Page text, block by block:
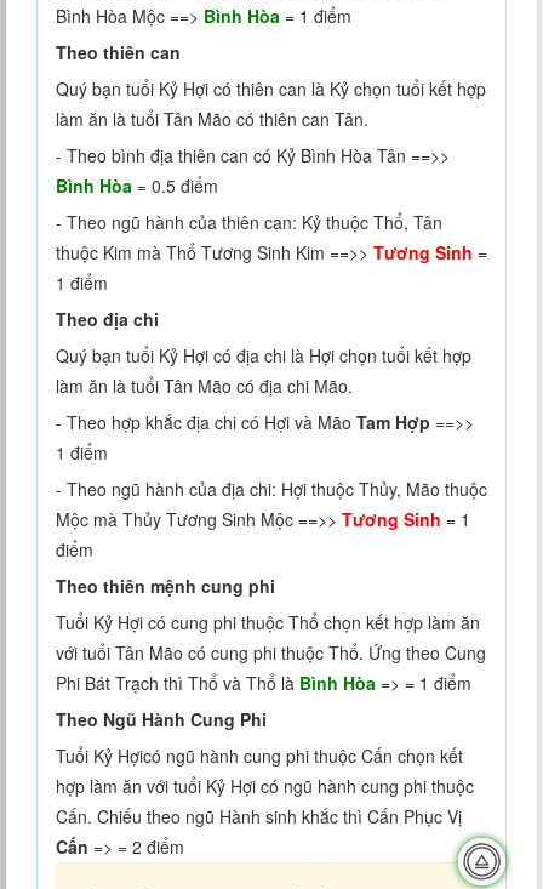
Bình Hòa Mộc ==> Bình Hòa = 1 điểm
Theo thiên can
Quý bạn tuổi Kỷ Hợi có thiên can là Kỷ chọn tuổi kết hợp
làm ăn là tuổi Tân Mão có thiên can Tân.
- Theo bình địa thiên can có Kỷ Bình Hòa Tân ==>>
Bình Hòa = 0.5 điểm
- Theo ngũ hành của thiên can: Kỷ thuộc Thổ, Tân
thuộc Kim mà Thổ Tương Sinh Kim ==>> Tương Sinh =
1 điểm
Theo địa chi
Quý bạn tuổi Kỷ Hợi có địa chi là Hợi chọn tuổi kết hợp
làm ăn là tuổi Tân Mão có địa chi Mão.
- Theo hợp khắc địa chi có Hợi và Mão Tam Hợp ==>>
1 điểm
- Theo ngũ hành của địa chi: Hợi thuộc Thủy, Mão thuộc
Mộc mà Thủy Tương Sinh Mộc ==>> Tương Sinh = 1
điểm
Theo thiên mệnh cung phi
Tuổi Kỷ Hợi có cung phi thuộc Thổ chọn kết hợp làm ăn
với tuổi Tân Mão có cung phi thuộc Thổ. Ứng theo Cung
Phi Bát Trạch thì Thổ và Thổ là Bình Hòa => = 1 điểm
Theo Ngũ Hành Cung Phi
Tuổi Kỷ Hợicó ngũ hành cung phi thuộc Cấn chọn kết
hợp làm ăn với tuổi Kỷ Hợi có ngũ hành cung phi thuộc
Cấn. Chiếu theo ngũ Hành sinh khắc thì Cấn Phục Vị
Cấn => = 2 điểm